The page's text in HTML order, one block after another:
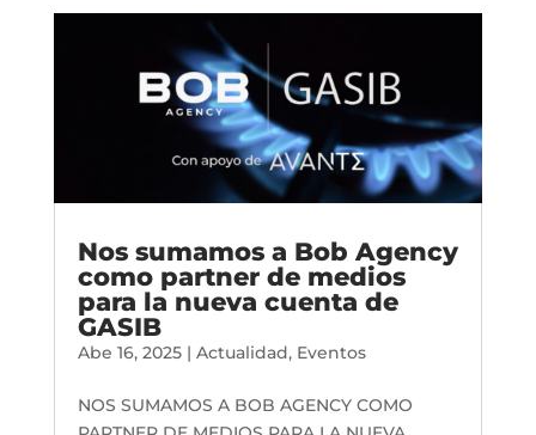
Nos sumamos a Bob Agency
como partner de medios
para la nueva cuenta de
GASIB
Abe 16, 2025| Actualidad, Eventos
NOS SUMAMOS A BOB AGENCY COMO